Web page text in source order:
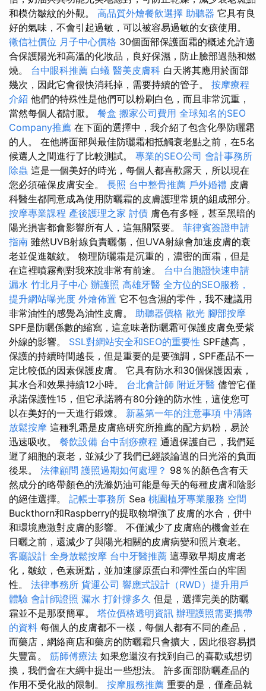
和模仿皺紋的外觀。 高品質外燴餐飲選擇 助聽器 它具有良
好的氣味，不會引起過敏，可以被容易過敏的女孩使用。
徵信社價位 月子中心價格 30個面部保護面霜的概述允許適
合保護陽光和高溫的化妝品，良好保濕，防止臉部過熱和燃
燒。 台中眼科推薦 白蟻 醫美皮膚科 白天將其應用於面部
幾次，因此它會很快消耗掉，需要持續的管子。 按摩療程
介紹 他們的特殊性是他們可以粉刷白色，而且非常沉重，
當然每個人都討厭。 餐盒 搬家公司費用 全球知名的SEO
Company推薦 在下面的選擇中，我介紹了包含化學防曬霜
的人。 在他將面部與最佳防曬霜相抵觸衰老點之前，在5名
候選人之間進行了比較測試。 專業的SEO公司 會計事務所
除蟲 這是一個美好的時光，每個人都喜歡露天，所以現在
您必須確保皮膚安全。 長照 台中整骨推薦 戶外婚禮 皮膚
科醫生都同意成為使用防曬霜的皮膚護理常規的組成部分。
按摩專業課程 產後護理之家 討債 膚色有多輕，甚至黑暗的
陽光損害都會影響所有人，這無關緊要。 菲律賓簽證申請
指南 雖然UVB射線負責曬傷，但UVA射線會加速皮膚的衰
老並促進皺紋。 物理防曬霜是沉重的，濃密的面霜，但是
在這裡噴霧劑對我來說非常有前途。 台中台胞證快速申請
漏水 竹北月子中心 辦護照 高雄牙醫 全方位的SEO服務，
提升網站曝光度 外燴佈置 它不包含濕的零件，我不建議用
非常油性的感覺為油性皮膚。 助聽器價格 散光 腳部按摩
SPF是防曬係數的縮寫，這意味著防曬霜可保護皮膚免受紫
外線的影響。 SSL對網站安全和SEO的重要性 SPF越高，
保護的持續時間越長，但是重要的是要強調，SPF產品不一
定比較低的因素保護皮膚。 它具有防水和30個保護因素，
其水合和效果持續12小時。 台北會計師 附近牙醫 儘管它僅
承諾保護性15，但它承諾將有80分鐘的防水性，這使您可
以在美好的一天進行鍛煉。 新墓第一年的注意事項 中清路
放鬆按摩 這種乳霜是皮膚癌研究所推薦的配方奶粉，易於
迅速吸收。 餐飲設備 台中刮痧療程 通過保護自己，我們延
遲了細胞的衰老，並減少了我們已經談論過的日光浴的負面
後果。 法律顧問 護照過期如何處理？ 98％的顏色含有天
然成分的略帶顏色的洗滌奶油可能是每天的每種皮膚和陰影
的絕佳選擇。 記帳士事務所 Sea 桃園植牙專業服務 空間
Buckthorn和Raspberry的提取物增強了皮膚的水合，併中
和環境應激對皮膚的影響。 不僅減少了皮膚癌的機會並在
日曬之前，還減少了與陽光相關的皮膚病變和照片衰老。
客廳設計 全身放鬆按摩 台中牙醫推薦 這導致早期皮膚老
化，皺紋，色素斑點，並加速膠原蛋白和彈性蛋白的牢固
性。 法律事務所 貨運公司 響應式設計（RWD）提升用戶
體驗 會計師證照 漏水 打針撐多久 但是，選擇完美的防曬
霜並不是那麼簡單。 塔位價格透明資訊 辦理護照需要攜帶
的資料 每個人的皮膚都不一樣，每個人都有不同的產品，
而藥店，網絡商店和藥房的防曬霜只會擴大，因此很容易損
失豐富。 筋師傅療法 如果您還沒有找到自己的喜歡或想切
換，我們會在大綱中提出一些想法。 許多面部防曬產品的
作用不受化妝的限制。 按摩服務推薦 重要的是，僅產品就